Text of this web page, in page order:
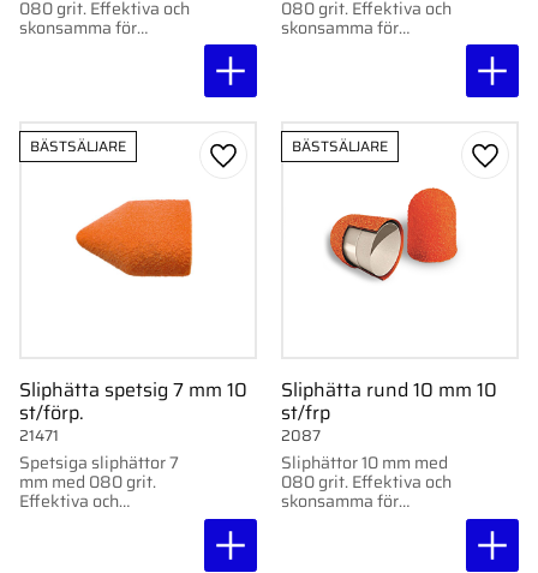
080 grit. Effektiva och
skonsamma för
080 grit. Effektiva och
skonsamma för
Sliphätta spetsig 7 mm 10
st/förp.
Spetsiga sliphättor 7
mm med 080 grit.
Effektiva och
21471
BÄSTSÄLJARE
Lägg till i favoriter
Sliphätta rund 10 mm 10
st/frp
Sliphättor 10 mm med
080 grit. Effektiva och
skonsamma för
2087
BÄSTSÄLJARE
Lägg